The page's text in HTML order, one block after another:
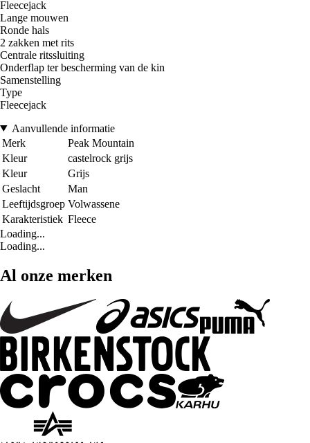
Fleecejack
Lange mouwen
Ronde hals
2 zakken met rits
Centrale ritssluiting
Onderflap ter bescherming van de kin
Samenstelling
Type
Fleecejack
Aanvullende informatie
Merk
Peak Mountain
Kleur
castelrock grijs
Kleur
Grijs
Geslacht
Man
Leeftijdsgroep Volwassene
Karakteristiek Fleece
Loading...
Loading...
Al onze merken